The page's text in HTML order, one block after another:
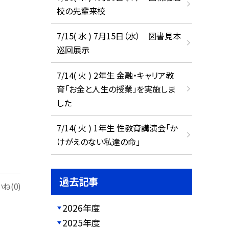
ね(0)
校の先輩来校
7/15( 水 ) 7月15日（水） 図書見本
巡回展示
7/14( 火 ) 2年生 金融・キャリア教
育「お金と人生の授業」を実施しま
した
7/14( 火 ) 1年生 性教育講演会「か
けがえのない私達の命」
過去記事
2026年度
2025年度